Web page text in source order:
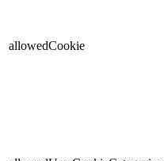
allowedCookie